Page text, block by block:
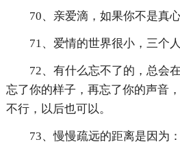
70、亲爱滴，如果你不是真
71、爱情的世界很小，三个
72、有什么忘不了的，总会
忘了你的样子，再忘了你的声音
不行，以后也可以。
73、慢慢疏远的距离是因为